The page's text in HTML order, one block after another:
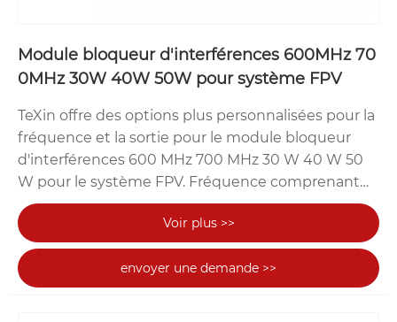
Module bloqueur d'interférences 600MHz 70
0MHz 30W 40W 50W pour système FPV
TeXin offre des options plus personnalisées pour la
fréquence et la sortie pour le module bloqueur
d'interférences 600 MHz 700 MHz 30 W 40 W 50
W pour le système FPV. Fréquence comprenant
100 MHz-6,3 GHz et sortie de 5 W à 300 W, et nous
personnalisons définitivement le module en
fonction des besoins spécifiques du client. Notre
brouilleur passera le test de vieillissement à 100 %
et réduira au maximum les fausses alarmes. De
Voir plus >>
envoyer une demande >>